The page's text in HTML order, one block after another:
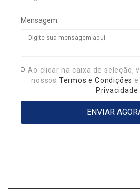
Mensagem:
Ao clicar na caixa de seleção,
nossos Termos e Condições
Privacidade